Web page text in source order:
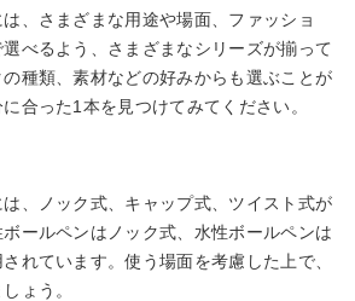
、さまざまな用途や場面、ファッショ
べるよう、さまざまなシリーズが揃って
種類、素材などの好みからも選ぶことが
合った1本を見つけてみてください。
、ノック式、キャップ式、ツイスト式が
ールペンはノック式、水性ボールペンは
れています。使う場面を考慮した上で、
ょう。